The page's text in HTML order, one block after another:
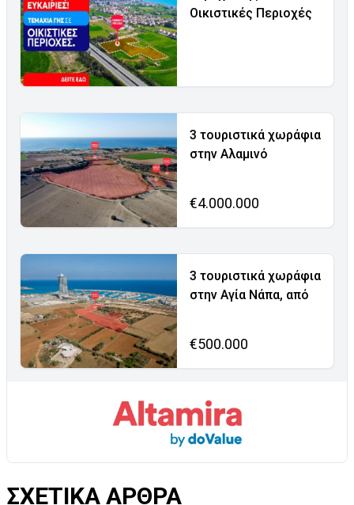
Οικιστικές Περιοχές
3 τουριστικά χωράφια
στην Αλαμινό
€4.000.000
3 τουριστικά χωράφια
στην Αγία Νάπα, από
€500.000
ΣΧΕΤΙΚΑ ΑΡΘΡΑ